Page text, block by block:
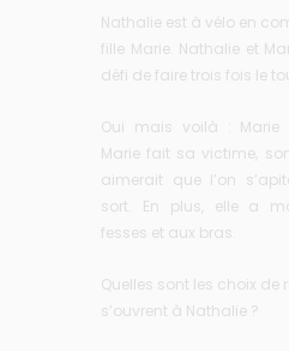
Nathalie est à vélo en
fille Marie. Nathalie et
défi de faire trois fois le
Oui mais voilà : Marie
Marie fait sa victime,
aimerait que l’on
sort. En plus, elle a
fesses et aux bras.
Quelles sont les choix de
s’ouvrent à Nathalie ?